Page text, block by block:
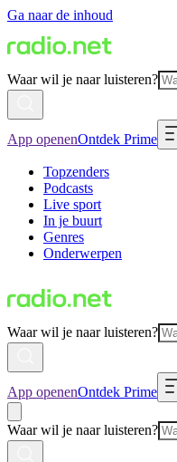
Ga naar de inhoud
Waar wil je naar luisteren?
App openenOntdek Prime
Topzenders
Podcasts
Live sport
In je buurt
Genres
Onderwerpen
Waar wil je naar luisteren?
App openenOntdek Prime
Waar wil je naar luisteren?